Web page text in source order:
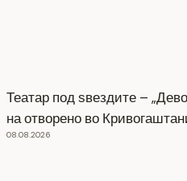
Театар под ѕвездите –
на отворено во
08.08.2026